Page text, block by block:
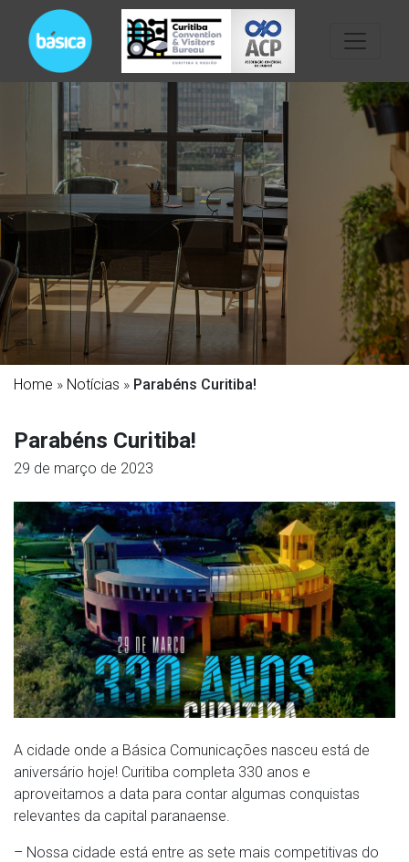
Home » Notícias » Parabéns Curitiba!
Parabéns Curitiba!
29 de março de 2023
A cidade onde a Básica Comunicações nasceu está de
aniversário hoje! Curitiba completa 330 anos e
aproveitamos a data para contar algumas conquistas
relevantes da capital paranaense.
– Nossa cidade está entre as sete mais competitivas do